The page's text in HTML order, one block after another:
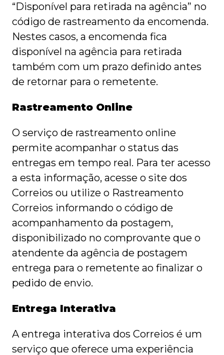
“Disponível para retirada na agência” no
código de rastreamento da encomenda.
Nestes casos, a encomenda fica
disponível na agência para retirada
também com um prazo definido antes
de retornar para o remetente.
Rastreamento Online
O serviço de rastreamento online
permite acompanhar o status das
entregas em tempo real. Para ter acesso
a esta informação, acesse o site dos
Correios ou utilize o Rastreamento
Correios informando o código de
acompanhamento da postagem,
disponibilizado no comprovante que o
atendente da agência de postagem
entrega para o remetente ao finalizar o
pedido de envio.
Entrega Interativa
A entrega interativa dos Correios é um
serviço que oferece uma experiência